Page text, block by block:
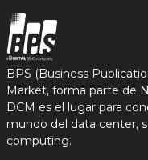
BPS (Business
Market, forma parte de
DCM es el lugar para
mundo del data center,
computing.